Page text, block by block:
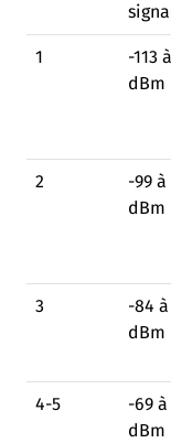
1
-113
dBm
2
-99
dBm
3
-84 à
dBm
4-5
-69
dBm